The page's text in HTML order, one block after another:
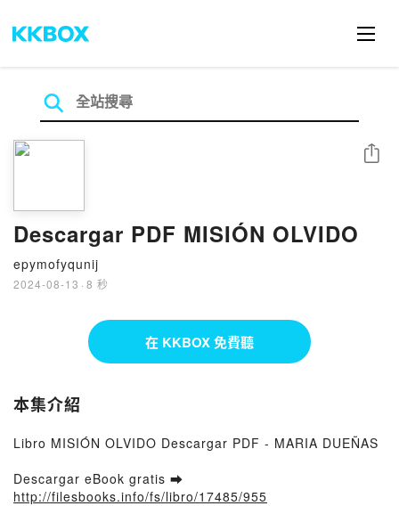
Descargar PDF MISIÓN OLVIDO
epymofyqunij
2024-08-13 · 8 秒
分享
在 KKBOX 免費聽
本集介紹
Libro MISIÓN OLVIDO Descargar PDF - MARIA DUEÑAS
Descargar eBook gratis ➡
http://filesbooks.info/fs/libro/17485/955